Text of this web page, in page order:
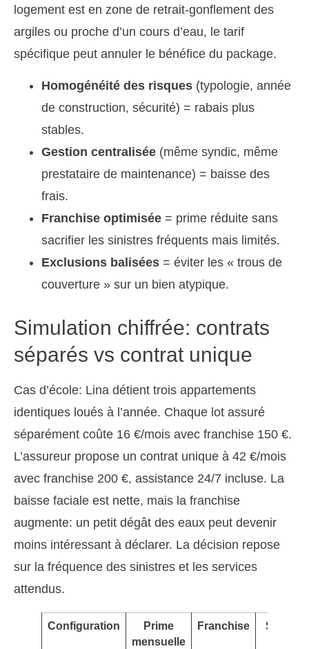
logement est en zone de retrait-gonflement des
argiles ou proche d’un cours d’eau, le tarif
spécifique peut annuler le bénéfice du package.
Homogénéité des risques (typologie, année
de construction, sécurité) = rabais plus
stables.
Gestion centralisée (même syndic, même
prestataire de maintenance) = baisse des
frais.
Franchise optimisée = prime réduite sans
sacrifier les sinistres fréquents mais limités.
Exclusions balisées = éviter les « trous de
couverture » sur un bien atypique.
Simulation chiffrée: contrats
séparés vs contrat unique
Cas d’école: Lina détient trois appartements
identiques loués à l’année. Chaque lot assuré
séparément coûte 16 €/mois avec franchise 150 €.
L’assureur propose un contrat unique à 42 €/mois
avec franchise 200 €, assistance 24/7 incluse. La
baisse faciale est nette, mais la franchise
augmente: un petit dégât des eaux peut devenir
moins intéressant à déclarer. La décision repose
sur la fréquence des sinistres et les services
attendus.
Configuration
Prime
mensuelle
Franchise